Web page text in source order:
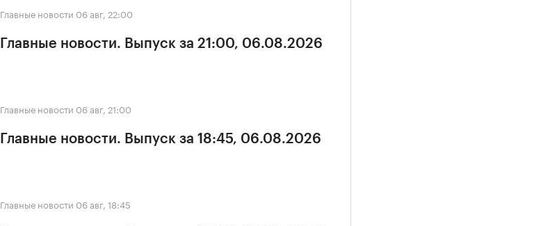
Главные новости 06 авг, 22:00
Главные новости. Выпуск за 21:00, 06.08.2026
Главные новости 06 авг, 21:00
Главные новости. Выпуск за 18:45, 06.08.2026
Главные новости 06 авг, 18:45